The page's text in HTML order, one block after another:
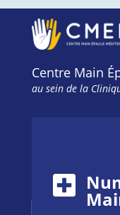
Centre Main
au sein de la